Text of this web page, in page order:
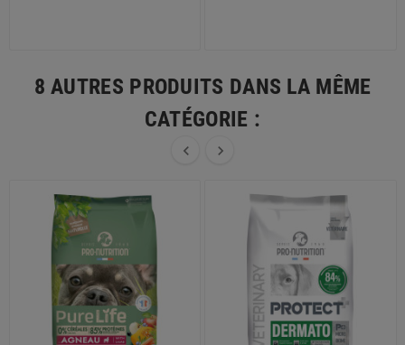
8 AUTRES PRODUITS DANS LA MÊME
CATÉGORIE :
 